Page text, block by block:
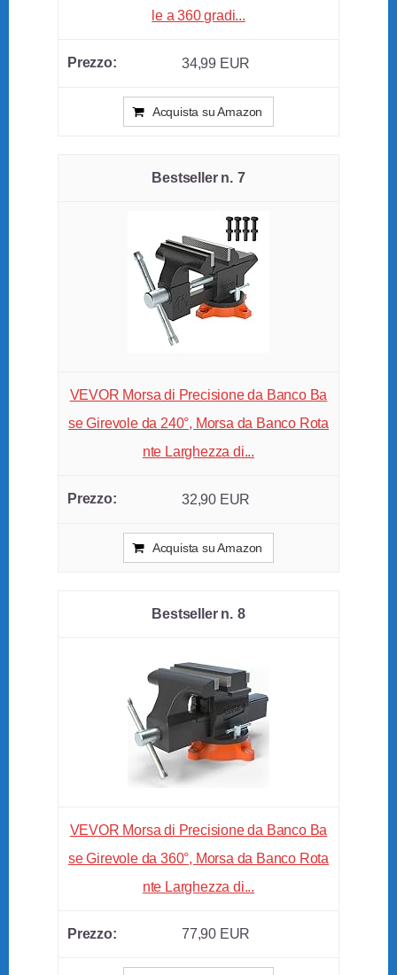
le a 360 gradi...
34,99 EUR
Acquista su Amazon
7
VEVOR Morsa di Precisione da Banco Ba
se Girevole da 240°, Morsa da Banco Rota
nte Larghezza di...
32,90 EUR
Acquista su Amazon
8
VEVOR Morsa di Precisione da Banco Ba
se Girevole da 360°, Morsa da Banco Rota
nte Larghezza di...
77,90 EUR